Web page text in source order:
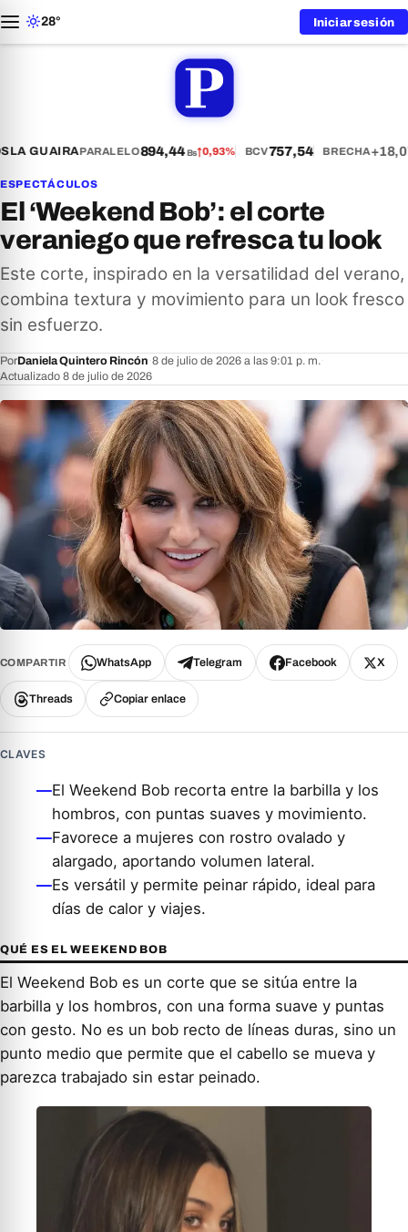
28° Iniciar sesión
LA GUAIRAPARALELO894,44Bs↑0,93% BCV757,54 BRECHA
ESPECTÁCULOS
El ‘Weekend Bob’: el corte
veraniego que refresca tu look
Este corte, inspirado en la versatilidad del verano,
combina textura y movimiento para un look fresco
sin esfuerzo.
PorDaniela Quintero Rincón 8 de julio de 2026 a las 9:01 p. m.
Actualizado 8 de julio de 2026
COMPARTIR WhatsApp Telegram Facebook X
Threads Copiar enlace
CLAVES
—El Weekend Bob recorta entre la barbilla y los
hombros, con puntas suaves y movimiento.
—Favorece a mujeres con rostro ovalado y
alargado, aportando volumen lateral.
—Es versátil y permite peinar rápido, ideal para
días de calor y viajes.
QUÉ ES EL WEEKEND BOB
El Weekend Bob es un corte que se sitúa entre la
barbilla y los hombros, con una forma suave y puntas
con gesto. No es un bob recto de líneas duras, sino un
punto medio que permite que el cabello se mueva y
parezca trabajado sin estar peinado.